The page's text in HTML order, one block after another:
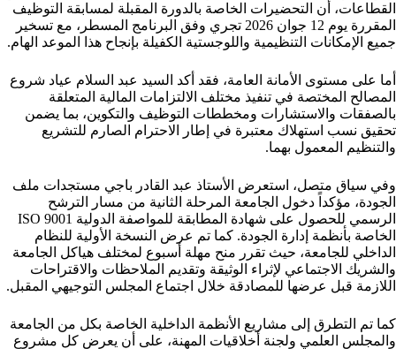
القطاعات، أن التحضيرات الخاصة بالدورة المقبلة لمسابقة التوظيف
المقررة يوم 12 جوان 2026 تجري وفق البرنامج المسطر، مع تسخير
جميع الإمكانات التنظيمية واللوجستية الكفيلة بإنجاح هذا الموعد الهام.
أما على مستوى الأمانة العامة، فقد أكد السيد عبد السلام عياد شروع
المصالح المختصة في تنفيذ مختلف الالتزامات المالية المتعلقة
بالصفقات والاستشارات ومخططات التوظيف والتكوين، بما يضمن
تحقيق نسب استهلاك معتبرة في إطار الاحترام الصارم للتشريع
والتنظيم المعمول بهما.
وفي سياق متصل، استعرض الأستاذ عبد القادر باجي مستجدات ملف
الجودة، مؤكداً دخول الجامعة المرحلة الثانية من مسار الترشح
الرسمي للحصول على شهادة المطابقة للمواصفة الدولية ISO 9001
الخاصة بأنظمة إدارة الجودة. كما تم عرض النسخة الأولية للنظام
الداخلي للجامعة، حيث تقرر منح مهلة أسبوع لمختلف هياكل الجامعة
والشريك الاجتماعي لإثراء الوثيقة وتقديم الملاحظات والاقتراحات
اللازمة قبل عرضها للمصادقة خلال اجتماع المجلس التوجيهي المقبل.
كما تم التطرق إلى مشاريع الأنظمة الداخلية الخاصة بكل من الجامعة
والمجلس العلمي ولجنة أخلاقيات المهنة، على أن يعرض كل مشروع